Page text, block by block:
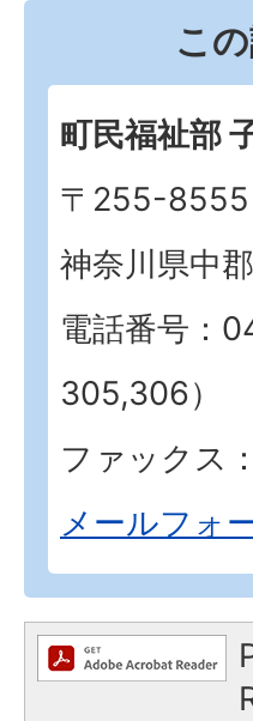
こ
町民福祉部
〒255-8555
神奈川県中
電話番号：
305,306）
ファックス
メールフォ